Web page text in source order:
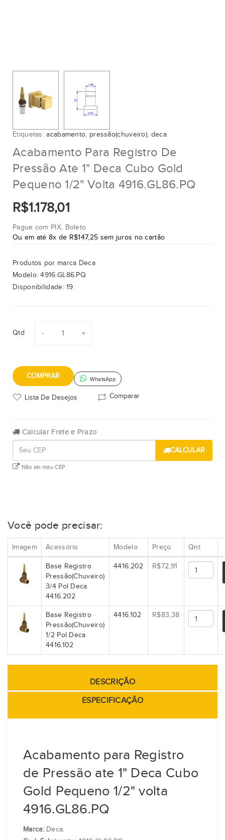
Etiquetas:acabamento, pressão(chuveiro), deca
Acabamento Para Registro De
Pressão Ate 1" Deca Cubo Gold
Pequeno 1/2" Volta 4916.GL86.PQ
R$1.178,01
Pague com PIX, Boleto
Ou em até 8x de R$147,25 sem juros no cartão
Produtos por marca Deca
Modelo:4916.GL86.PQ
Disponibilidade:19
Qtd
COMPRAR WhatsApp
Lista De Desejos Comparar
Calcular Frete e Prazo
CALCULAR
Não sei meu CEP
Você pode precisar:
Imagem Acessório Modelo Preço Qnt
Base Registro
Pressão(Chuveiro)
3/4 Pol Deca
4416.202
4416.202 R$72,91
Base Registro
Pressão(Chuveiro)
1/2 Pol Deca
4416.102
4416.102 R$83,38
DESCRIÇÃO
ESPECIFICAÇÃO
Acabamento para Registro
de Pressão ate 1" Deca Cubo
Gold Pequeno 1/2" volta
4916.GL86.PQ
Marca:Deca.